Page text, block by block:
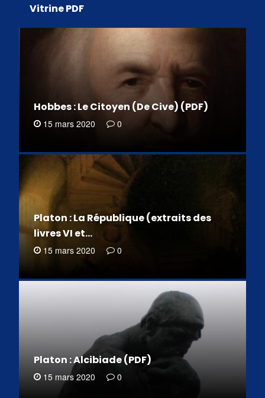
Vitrine PDF
Hobbes : Le Citoyen (De Cive) (PDF)
15 mars 2020 0
Platon : La République (extraits des
livres VI et…
15 mars 2020 0
Platon : Alcibiade (PDF)
15 mars 2020 0